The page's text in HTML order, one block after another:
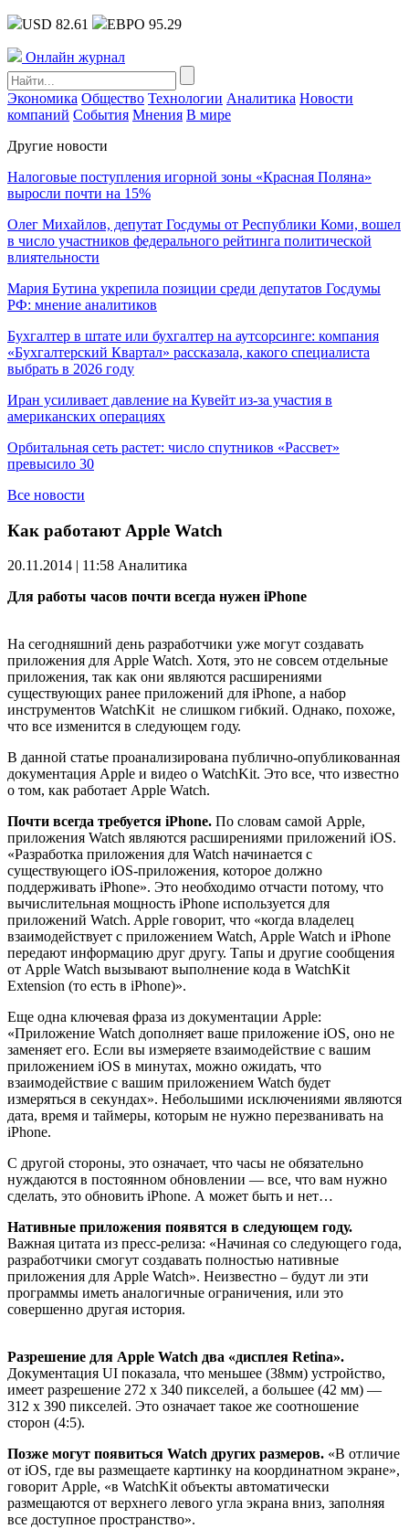
USD 82.61 ЕВРО 95.29
Онлайн журнал
Экономика Общество Технологии Аналитика Новости
компаний События Мнения В мире
Другие новости
Налоговые поступления игорной зоны «Красная Поляна»
выросли почти на 15%
Олег Михайлов, депутат Госдумы от Республики Коми, вошел
в число участников федерального рейтинга политической
влиятельности
Мария Бутина укрепила позиции среди депутатов Госдумы
РФ: мнение аналитиков
Бухгалтер в штате или бухгалтер на аутсорсинге: компания
«Бухгалтерский Квартал» рассказала, какого специалиста
выбрать в 2026 году
Иран усиливает давление на Кувейт из-за участия в
американских операциях
Орбитальная сеть растет: число спутников «Рассвет»
превысило 30
Все новости
Как работают Apple Watch
20.11.2014 | 11:58 Аналитика
Для работы часов почти всегда нужен iPhone
На сегодняшний день разработчики уже могут создавать
приложения для Apple Watch. Хотя, это не совсем отдельные
приложения, так как они являются расширениями
существующих ранее приложений для iPhone, а набор
инструментов WatchKit не слишком гибкий. Однако, похоже,
что все изменится в следующем году.
В данной статье проанализирована публично-опубликованная
документация Apple и видео о WatchKit. Это все, что известно
о том, как работает Apple Watch.
Почти всегда требуется iPhone. По словам самой Apple,
приложения Watch являются расширениями приложений iOS.
«Разработка приложения для Watch начинается с
существующего iOS-приложения, которое должно
поддерживать iPhone». Это необходимо отчасти потому, что
вычислительная мощность iPhone используется для
приложений Watch. Apple говорит, что «когда владелец
взаимодействует с приложением Watch, Apple Watch и iPhone
передают информацию друг другу. Тапы и другие сообщения
от Apple Watch вызывают выполнение кода в WatchKit
Extension (то есть в iPhone)».
Еще одна ключевая фраза из документации Apple:
«Приложение Watch дополняет ваше приложение iOS, оно не
заменяет его. Если вы измеряете взаимодействие с вашим
приложением iOS в минутах, можно ожидать, что
взаимодействие с вашим приложением Watch будет
измеряться в секундах». Небольшими исключениями являются
дата, время и таймеры, которым не нужно перезванивать на
iPhone.
С другой стороны, это означает, что часы не обязательно
нуждаются в постоянном обновлении — все, что вам нужно
сделать, это обновить iPhone. А может быть и нет…
Нативные приложения появятся в следующем году.
Важная цитата из пресс-релиза: «Начиная со следующего года,
разработчики смогут создавать полностью нативные
приложения для Apple Watch». Неизвестно – будут ли эти
программы иметь аналогичные ограничения, или это
совершенно другая история.
Разрешение для Apple Watch два «дисплея Retina».
Документация UI показала, что меньшее (38мм) устройство,
имеет разрешение 272 х 340 пикселей, а большее (42 мм) —
312 х 390 пикселей. Это означает такое же соотношение
сторон (4:5).
Позже могут появиться Watch других размеров. «В отличие
от iOS, где вы размещаете картинку на координатном экране»,
говорит Apple, «в WatchKit объекты автоматически
размещаются от верхнего левого угла экрана вниз, заполняя
все доступное пространство».